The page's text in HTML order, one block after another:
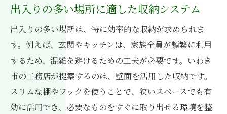
収納の効率化で得られる自由な空間
シンプルで効果的な収納の秘訣
収納を再評価して新しい空間を創出
いわき市の工務店が提案する新築での生活改善
収納で快適住まい実現
収納がもたらす生活の質の向上
出入りの多い場所に適した収納システム
出入りの多い場所は、特に効率的な収納が求められま
す。例えば、玄関やキッチンは、家族全員が頻繁に利用
するため、混雑を避けるための工夫が必要です。いわき
市の工務店が提案するのは、壁面を活用した収納です。
スリムな棚やフックを使うことで、狭いスペースでも有
効に活用でき、必要なものをすぐに取り出せる環境を整